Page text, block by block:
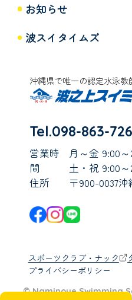
お知らせ
波スイタイムズ
沖縄県で唯一の認定水泳教
Tel.098-863-
営業時
間
月～金 9:00～
土・祝 9:00～
住所
〒900-0037
スポーツクラブ・ナック
プライバシーポリシー
© Naminoue Swimming